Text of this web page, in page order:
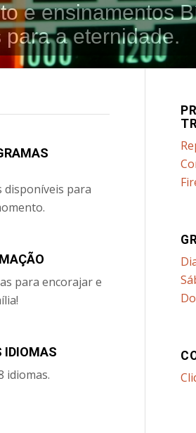
e ensinamentos
a eternidade.
disponíveis para
para encorajar e
IDIOMAS
idiomas.